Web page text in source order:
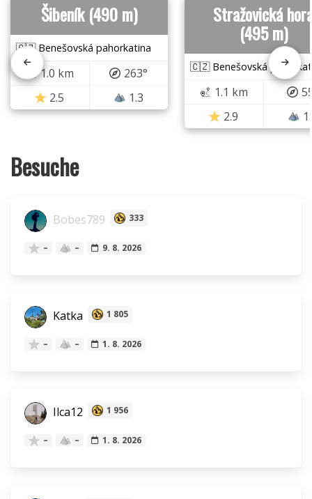
Šibeník (490 m)
🇨🇿 Benešovská pahorkatina
1.0 km
263°
2.5
1.3
Stražovická
(495 m)
🇨🇿 Benešovská
1.1 km
2.9
Besuche
Bobes789 333
– – 9. 8. 2026
Katka 1 805
– – 1. 8. 2026
Ilca12 1 956
– – 1. 8. 2026